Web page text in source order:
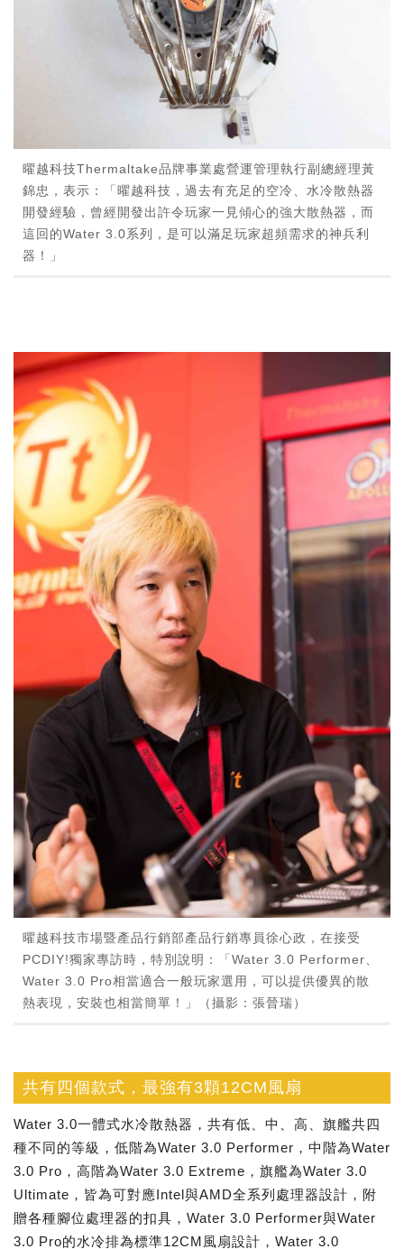
曜越科技Thermaltake品牌事業處營運管理執行副總經理黃
錦忠，表示：「曜越科技，過去有充足的空冷、水冷散熱器
開發經驗，曾經開發出許令玩家一見傾心的強大散熱器，而
這回的Water 3.0系列，是可以滿足玩家超頻需求的神兵利
器！」
曜越科技市場暨產品行銷部產品行銷專員徐心政，在接受
PCDIY!獨家專訪時，特別說明：「Water 3.0 Performer、
Water 3.0 Pro相當適合一般玩家選用，可以提供優異的散
熱表現，安裝也相當簡單！」（攝影：張晉瑞）
共有四個款式，最強有3顆12CM風扇
Water 3.0一體式水冷散熱器，共有低、中、高、旗艦共四
種不同的等級，低階為Water 3.0 Performer，中階為Water
3.0 Pro，高階為Water 3.0 Extreme，旗艦為Water 3.0
Ultimate，皆為可對應Intel與AMD全系列處理器設計，附
贈各種腳位處理器的扣具，Water 3.0 Performer與Water
3.0 Pro的水冷排為標準12CM風扇設計，Water 3.0